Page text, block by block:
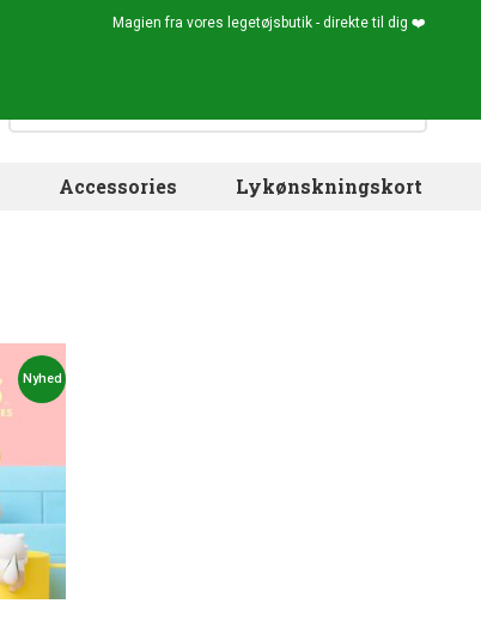
Magien fra vores legetøjsbutik - direkte til dig ❤️
Accessories Lykønskningskort
Nyhed